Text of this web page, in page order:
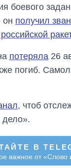
боевого
он получил
потеряла 26
погиб.
, чтоб
дело».
В
важное от «Слово